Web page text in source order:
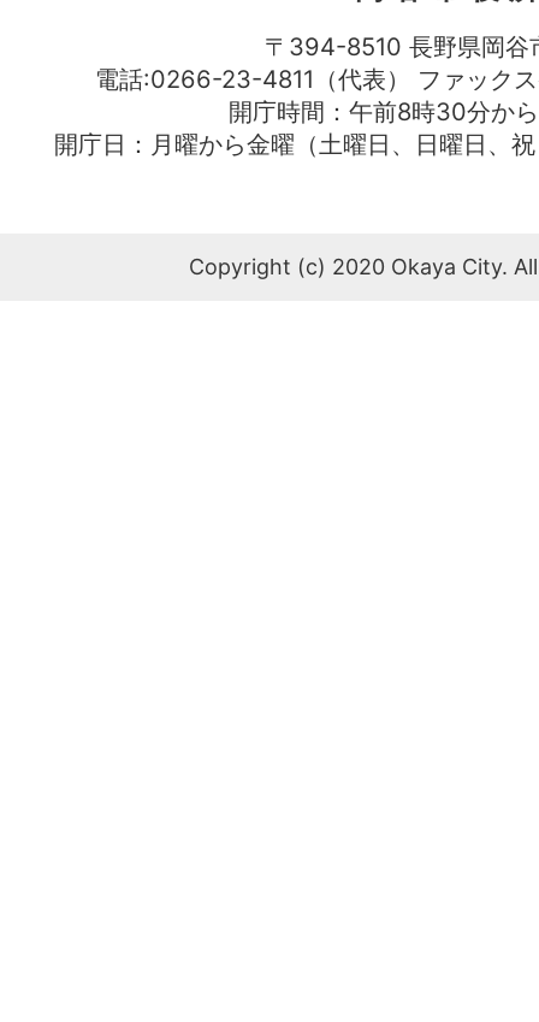
〒394-8510 長野県岡谷
電話:0266-23-4811（代表） ファッ
開庁時間：午前8時30分か
開庁日：月曜から金曜（土曜日、日曜日、
Copyright (c) 2020 Okaya City.